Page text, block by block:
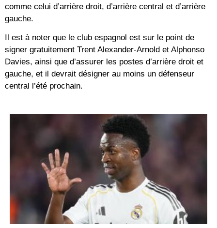
comme celui d’arrière droit, d’arrière central et d’arrière
gauche.
Il est à noter que le club espagnol est sur le point de
signer gratuitement Trent Alexander-Arnold et Alphonso
Davies, ainsi que d’assurer les postes d’arrière droit et
gauche, et il devrait désigner au moins un défenseur
central l’été prochain.